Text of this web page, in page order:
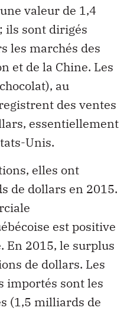
valeur de 1,4
ils sont dirigés
les marchés des
et de la Chine. Les
au
des ventes
essentiellement
Unis.
elles ont
de dollars en 2015.
est positive
En 2015, le surplus
de dollars. Les
importés sont les
(1,5 milliards de